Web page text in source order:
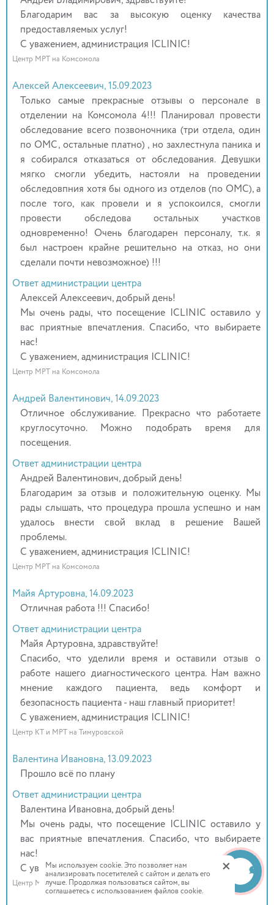
Благодарим вас за высокую оценку качества
предоставляемых услуг!
С уважением, администрация ICLINIC!
Центр МРТ на Комсомола
Алексей Алексеевич, 15.09.2023
Только самые прекрасные отзывы о персонале в
отделении на Комсомола 4!!! Планировал провести
обследование всего позвоночника (три отдела, один
по ОМС, остальные платно) , но захлестнула паника и
я собирался отказаться от обследования. Девушки
мягко смогли убедить, настояли на проведении
обследовпния хотя бы одного из отделов (по ОМС), а
после того, как провели и я успокоился, смогли
провести обследова остальных участков
одновременно! Очень благодарен персоналу, т.к. я
был настроен крайне решительно на отказ, но они
сделали почти невозможное) !!!
Ответ администрации центра
Алексей Алексеевич, добрый день!
Мы очень рады, что посещение ICLINIC оставило у
вас приятные впечатления. Спасибо, что выбираете
нас!
С уважением, администрация ICLINIC!
Центр МРТ на Комсомола
Андрей Валентинович, 14.09.2023
Отличное обслуживание. Прекрасно что работаете
круглосуточно. Можно подобрать время для
посещения.
Ответ администрации центра
Андрей Валентинович, добрый день!
Благодарим за отзыв и положительную оценку. Мы
рады слышать, что процедура прошла успешно и нам
удалось внести свой вклад в решение Вашей
проблемы.
С уважением, администрация ICLINIC!
Центр МРТ на Комсомола
Майя Артуровна, 14.09.2023
Отличная работа !!! Спасибо!
Ответ администрации центра
Майя Артуровна, здравствуйте!
Спасибо, что уделили время и оставили отзыв о
работе нашего диагностического центра. Нам важно
мнение каждого пациента, ведь комфорт и
безопасность пациента - наш главный приоритет!
С уважением, администрация ICLINIC!
Центр КТ и МРТ на Тимуровской
Валентина Ивановна, 13.09.2023
Прошло всё по плану
Ответ администрации центра
Валентина Ивановна, добрый день!
Мы очень рады, что посещение ICLINIC оставило у
вас приятные впечатления. Спасибо, что выбираете
нас!
С уважением, администрация ICLINIC!
Центр МРТ на Комсомола
Мы используем cookie. Это позволяет нам
анализировать посетителей с сайтом и делать его
лучше. Продолжая пользоваться сайтом, вы
соглашаетесь с использованием файлов cookie.
+